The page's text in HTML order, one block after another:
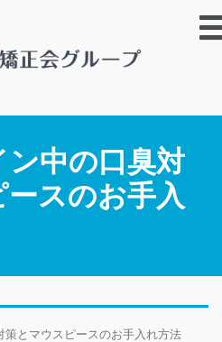
中の口臭対
スのお手入
策とマウスピースのお手入れ方法